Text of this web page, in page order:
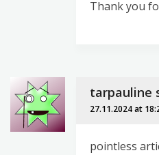
Thank you
tarpauline
27.11.2024 at
pointless